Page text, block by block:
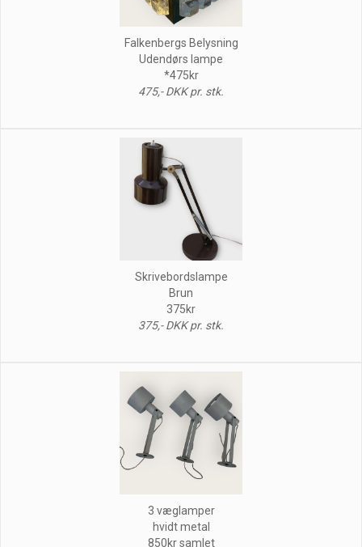
Falkenbergs Belysning
Udendørs lampe
*475kr
475,- DKK pr. stk.
Skrivebordslampe
Brun
375kr
375,- DKK pr. stk.
3 væglamper
hvidt metal
850kr samlet